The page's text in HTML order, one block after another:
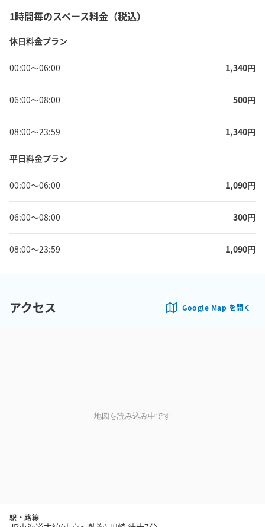
1時間毎のスペース料金（税込）
休日料金プラン
00:00〜06:00 1,340円
06:00〜08:00 500円
08:00〜23:59 1,340円
平日料金プラン
00:00〜06:00 1,090円
06:00〜08:00 300円
08:00〜23:59 1,090円
アクセス Google Map を開く
地図を読み込み中です
駅・路線